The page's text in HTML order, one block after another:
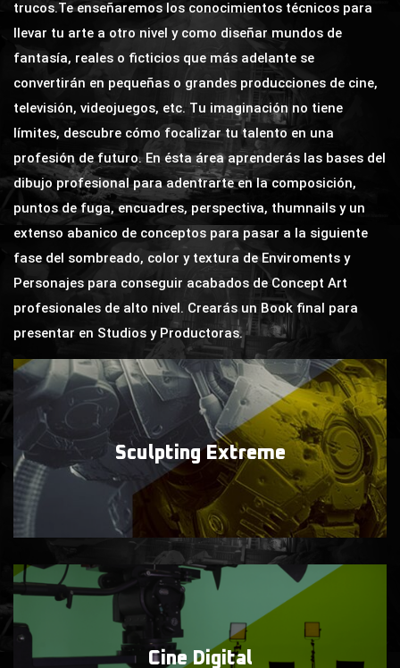
trucos.Te enseñaremos los conocimientos técnicos para
llevar tu arte a otro nivel y como diseñar mundos de
fantasía, reales o ficticios que más adelante se
convertirán en pequeñas o grandes producciones de cine,
televisión, videojuegos, etc. Tu imaginación no tiene
límites, descubre cómo focalizar tu talento en una
profesión de futuro. En ésta área aprenderás las bases del
dibujo profesional para adentrarte en la composición,
puntos de fuga, encuadres, perspectiva, thumnails y un
extenso abanico de conceptos para pasar a la siguiente
fase del sombreado, color y textura de Enviroments y
Personajes para conseguir acabados de Concept Art
profesionales de alto nivel. Crearás un Book final para
presentar en Studios y Productoras.
SculptingExtreme
CineDigital